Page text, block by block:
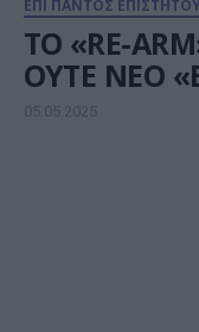
ΕΠΙ ΠΑΝΤΟΣ ΕΠΙΣΤΗΤΟΥ
TO «RE-
ΟΥΤΕ ΝΕΟ
05.05.2025